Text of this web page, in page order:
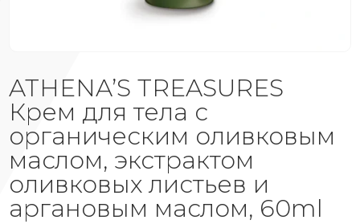
ATHENA’S TREASURES
Крем для тела с
органическим оливковым
маслом, экстрактом
оливковых листьев и
аргановым маслом, 60ml